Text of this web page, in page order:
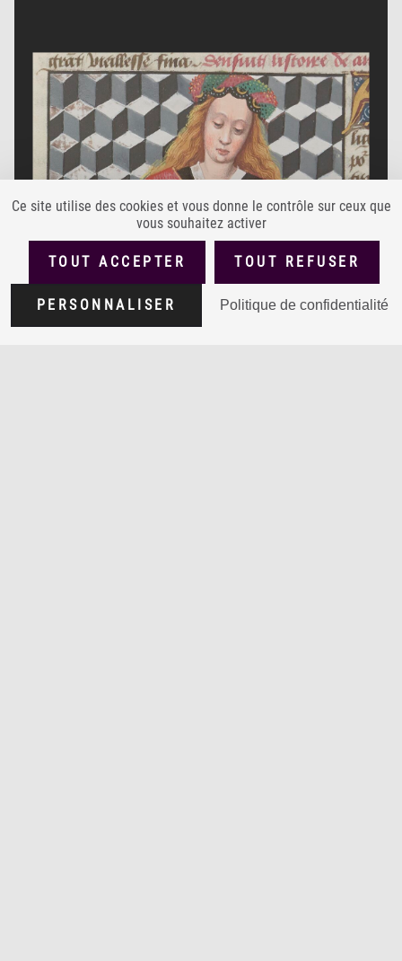
Ce site utilise des cookies et vous donne le contrôle sur ceux que
vous souhaitez activer
TOUT ACCEPTER TOUT REFUSER
PERSONNALISER Politique de confidentialité